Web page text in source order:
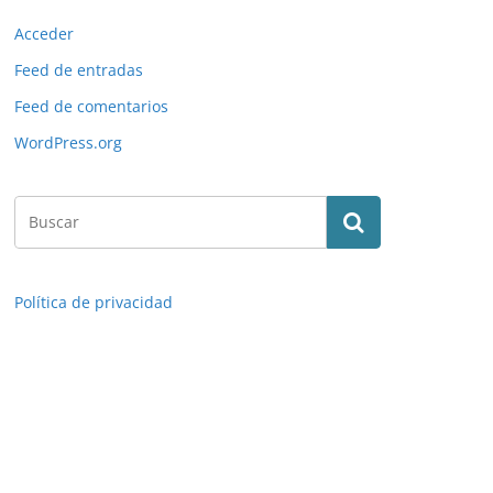
Facebook Nuestros Álbumes de Cromos.
Acceder
Feed de entradas
Feed de comentarios
WordPress.org
Política de privacidad